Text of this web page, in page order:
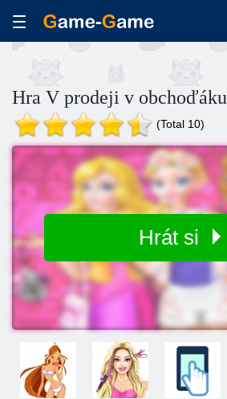
Hra V prodeji v obchoďáku
(Total 10)
Hrát si